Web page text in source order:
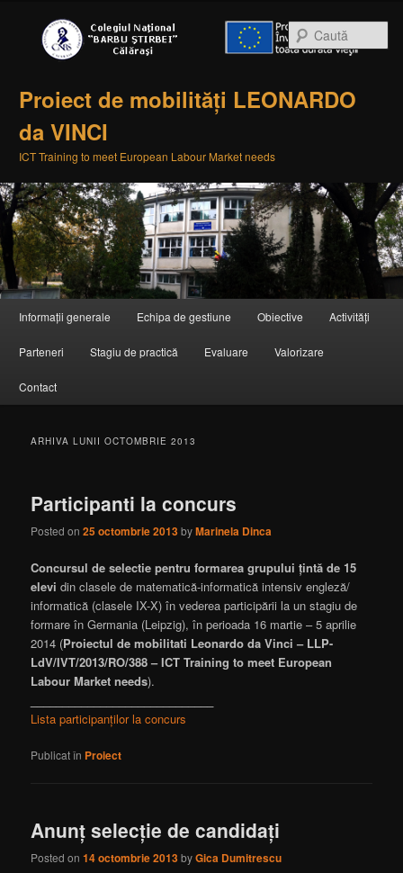
Proiect de mobilități LEONARDO
da VINCI
ICT Training to meet European Labour Market needs
Sari la conținutul principal
Sari la conținutul secundar
Informații generale Echipa de gestiune Obiective Activități
Parteneri Stagiu de practică Evaluare Valorizare
Contact
ARHIVA LUNIIOCTOMBRIE 2013
Participanti la concurs
Posted on25 octombrie 2013byMarinela Dinca
Concursul de selectie pentru formarea grupului ţintă de 15
elevidin clasele de matematică-informatică intensiv engleză/
informatică (clasele IX-X) în vederea participării la un stagiu de
formare în Germania (Leipzig), în perioada 16 martie – 5 aprilie
2014 (Proiectul de mobilitati Leonardo da Vinci – LLP-
LdV/IVT/2013/RO/388 – ICT Training to meet European
Labour Market needs).
Lista participanților la concurs
Publicat în Proiect
Anunț selecție de candidați
Posted on14 octombrie 2013byGica Dumitrescu